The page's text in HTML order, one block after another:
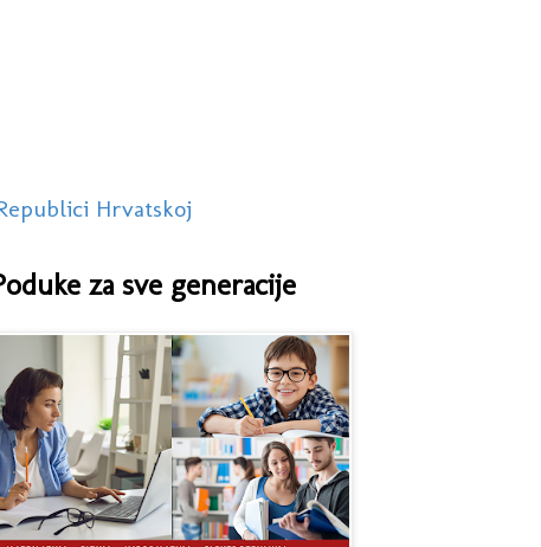
Hrvatskoj
za sve generacije